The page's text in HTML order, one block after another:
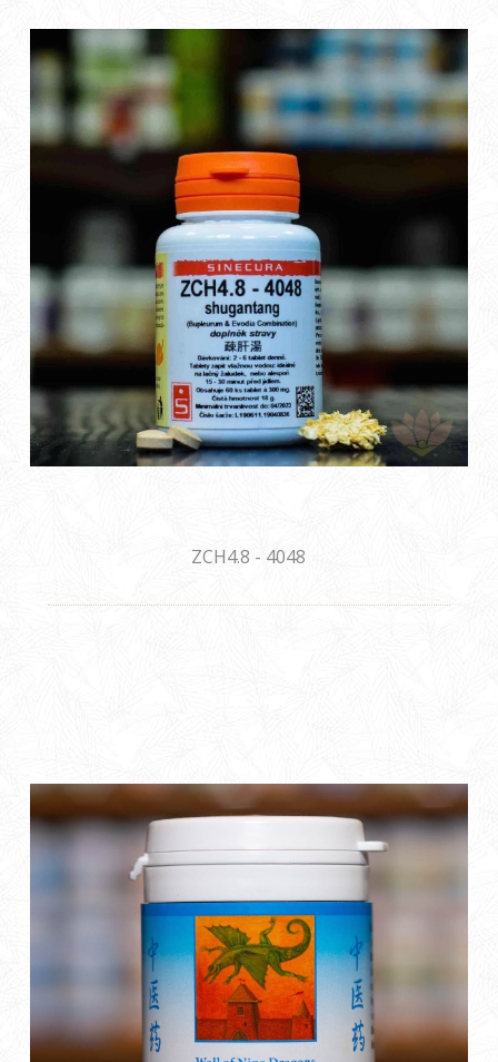
ZCH4.8 - 4048